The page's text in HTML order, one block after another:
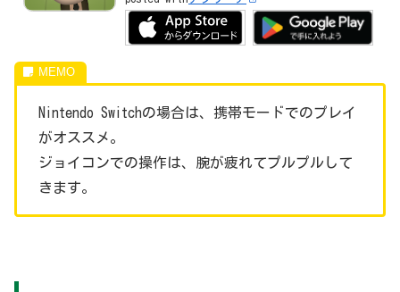
Nintendo Switchの場合は、携帯モードでのプレイ
がオススメ。
ジョイコンでの操作は、腕が疲れてプルプルして
きます。